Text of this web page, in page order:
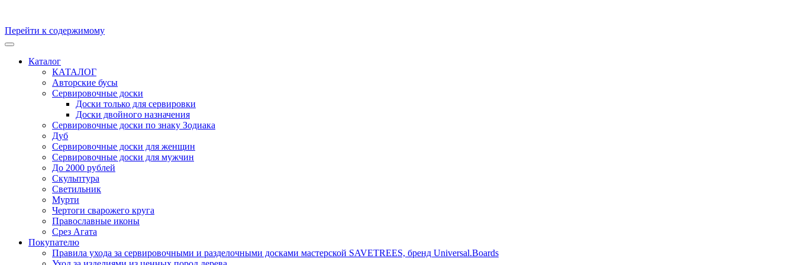
Перейти к содержимому
Каталог
КАТАЛОГ
Авторские бусы
Сервировочные доски
Доски только для сервировки
Доски двойного назначения
Сервировочные доски по знаку Зодиака
Дуб
Сервировочные доски для женщин
Сервировочные доски для мужчин
До 2000 рублей
Скульптура
Светильник
Мурти
Чертоги сварожего круга
Православные иконы
Срез Агата
Покупателю
Правила ухода за сервировочными и разделочными досками мастерской SAVETREES, бренд Universal.Boards